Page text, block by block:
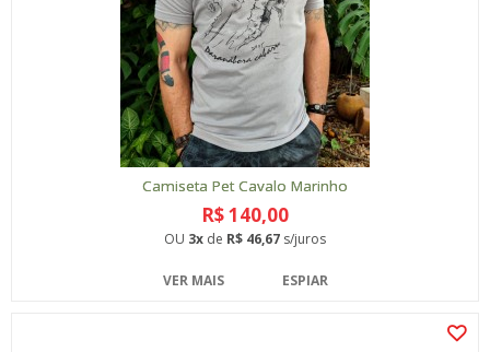
Camiseta Pet Cavalo Marinho
R$ 140,00
OU 3x de R$ 46,67 s/juros
VER MAIS ESPIAR